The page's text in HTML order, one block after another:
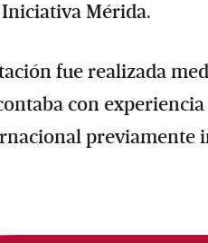
Mérida.
fue realizada
con
previamente